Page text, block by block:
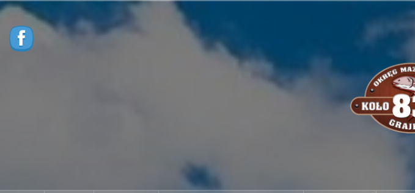
Przejdź
treści